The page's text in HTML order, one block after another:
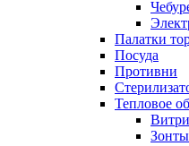
Палатки
Посуда
Противни
Тепловое